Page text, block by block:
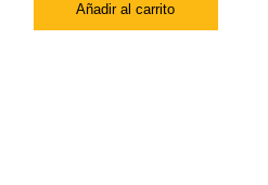
Añadir al carrito